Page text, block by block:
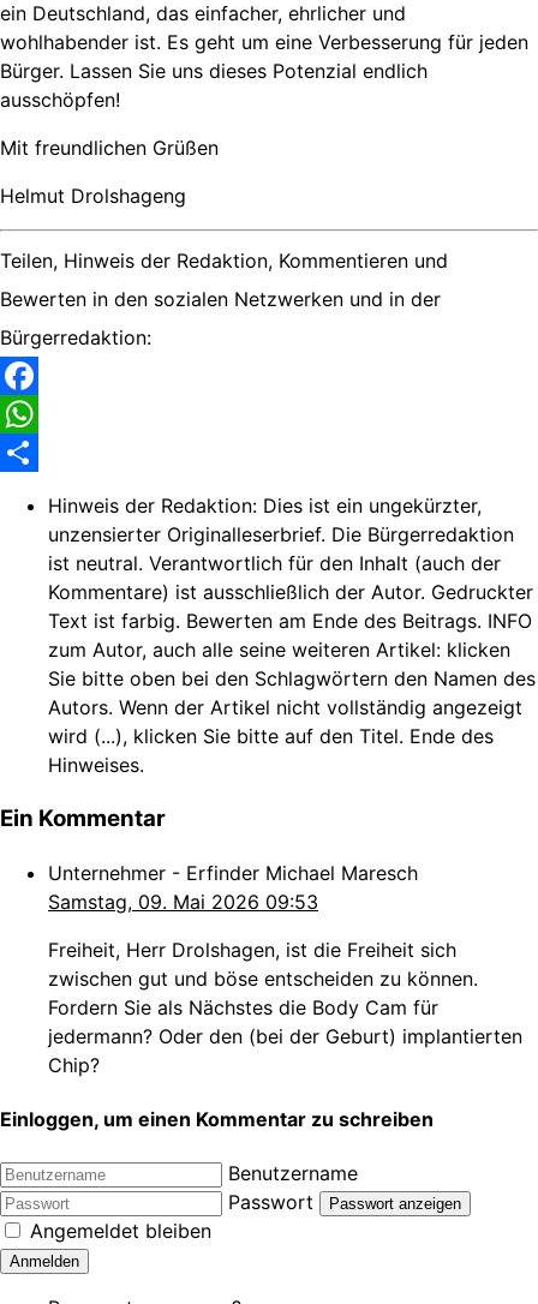
ein Deutschland, das einfacher, ehrlicher und
wohlhabender ist. Es geht um eine Verbesserung für jeden
Bürger. Lassen Sie uns dieses Potenzial endlich
ausschöpfen!
Mit freundlichen Grüßen
Helmut Drolshageng
Teilen, Hinweis der Redaktion, Kommentieren und
Bewerten in den sozialen Netzwerken und in der
Bürgerredaktion:
Facebook
WhatsApp
Hinweis der Redaktion: Dies ist ein ungekürzter,
unzensierter Originalleserbrief. Die Bürgerredaktion
ist neutral. Verantwortlich für den Inhalt (auch der
Kommentare) ist ausschließlich der Autor. Gedruckter
Text ist farbig. Bewerten am Ende des Beitrags. INFO
zum Autor, auch alle seine weiteren Artikel: klicken
Sie bitte oben bei den Schlagwörtern den Namen des
Autors. Wenn der Artikel nicht vollständig angezeigt
wird (...), klicken Sie bitte auf den Titel. Ende des
Hinweises.
Ein Kommentar
Unternehmer - Erfinder Michael Maresch
Samstag, 09. Mai 2026 09:53
Freiheit, Herr Drolshagen, ist die Freiheit sich
zwischen gut und böse entscheiden zu können.
Fordern Sie als Nächstes die Body Cam für
jedermann? Oder den (bei der Geburt) implantierten
Chip?
Einloggen, um einen Kommentar zu schreiben
Benutzername
Passwort
Passwort anzeigen
Angemeldet bleiben
Anmelden